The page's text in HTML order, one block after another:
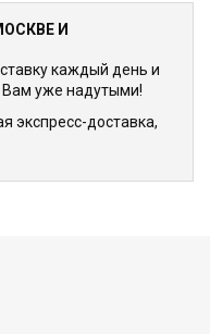
И
каждый день и
Вам уже надутыми!
экспресс-доставка,